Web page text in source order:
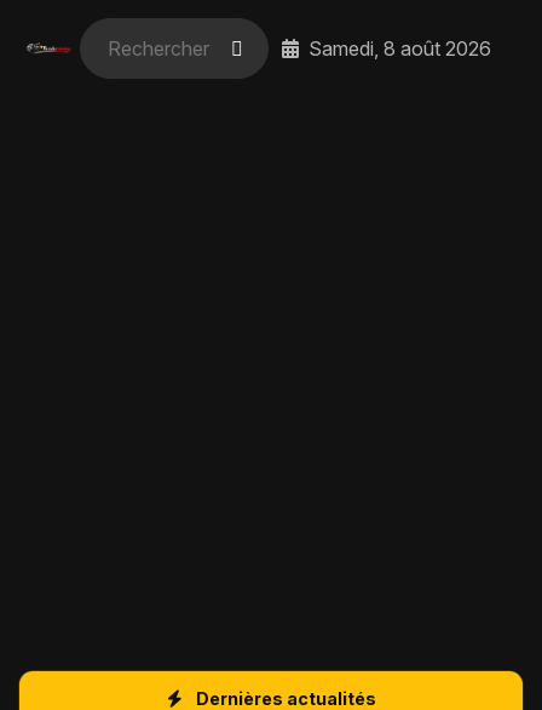
Samedi, 8 août 2026
Dernières actualités